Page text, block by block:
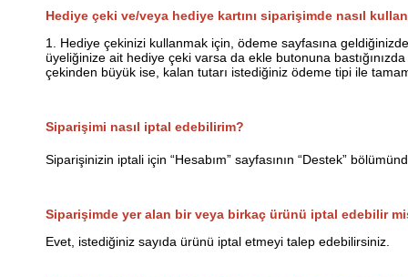
Hediye çeki ve/veya hediye kartını siparişimde nasıl
1. Hediye çekinizi kullanmak için, ödeme sayfasına
üyeliğinize ait hediye çeki varsa da ekle butonuna
çekinden büyük ise, kalan tutarı istediğiniz ödeme tipi ile
Siparişimi nasıl iptal edebilirim?
Siparişinizin iptali için “Hesabım” sayfasının “Destek”
Siparişimde yer alan bir veya birkaç ürünü iptal edebilir
Evet, istediğiniz sayıda ürünü iptal etmeyi talep edebilirsiniz.